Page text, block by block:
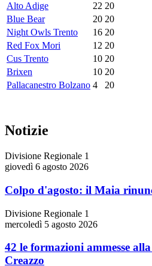
Alto Adige
22 20
Blue Bear
20 20
Night Owls Trento
16 20
Red Fox Mori
12 20
Cus Trento
10 20
Brixen
10 20
Pallacanestro Bolzano 4 20
Notizie
Divisione Regionale 1
giovedì 6 agosto 2026
Colpo d'agosto: il Maia
Divisione Regionale 1
mercoledì 5 agosto 2026
42 le formazioni ammesse
Creazzo